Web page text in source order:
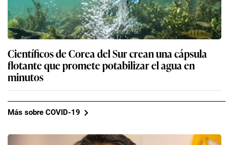
Científicos de Corea del Sur crean una cápsula
flotante que promete potabilizar el agua en
minutos
Más sobre COVID-19